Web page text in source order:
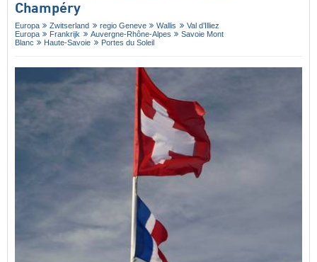
Champéry
Europa Zwitserland regio Geneve Wallis
Val d’Illiez
Europa
Frankrijk Auvergne-Rhône-Alpes
Savoie Mont
Blanc
Haute-Savoie Portes du Soleil